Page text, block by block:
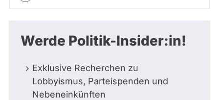
Werde Politik-Insider:in!
Exklusive Recherchen zu
Lobbyismus, Parteispenden und
Nebeneinkünften